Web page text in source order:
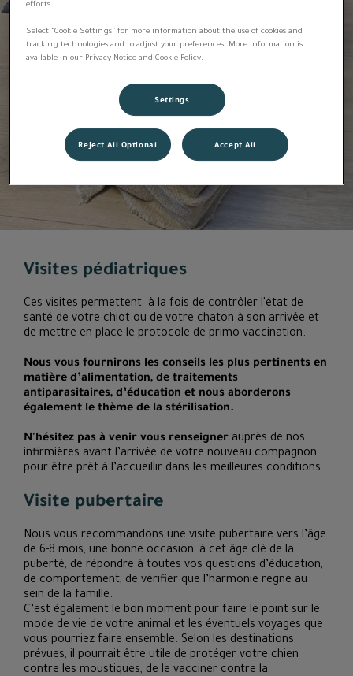
Visites pédiatriques
Ces visites permettent à la fois de contrôler l'état de
santé de votre chiot ou de votre chaton à son arrivée et
de mettre en place le protocole de primo-vaccination.
Nous vous fournirons les conseils les plus pertinents en
matière d’alimentation, de traitements
antiparasitaires, d’éducation et nous aborderons
également le thème de la stérilisation.
N'hésitez pas à venir vous renseigner auprès de nos
infirmières avant l’arrivée de votre nouveau compagnon
pour être prêt à l’accueillir dans les meilleures conditions
Visite pubertaire
Nous vous recommandons une visite pubertaire vers l’âge
de 6-8 mois, une bonne occasion, à cet âge clé de la
puberté, de répondre à toutes vos questions d’éducation,
de comportement, de vérifier que l’harmonie règne au
sein de la famille.
C’est également le bon moment pour faire le point sur le
mode de vie de votre animal et les éventuels voyages que
vous pourriez faire ensemble. Selon les destinations
prévues, il pourrait être utile de protéger votre chien
contre les moustiques, de le vacciner contre la
efforts.
Select “Cookie Settings” for more information about the use of cookies and
tracking technologies and to adjust your preferences. More information is
available in our Privacy Notice and Cookie Policy.
Settings
Reject All Optional Accept All